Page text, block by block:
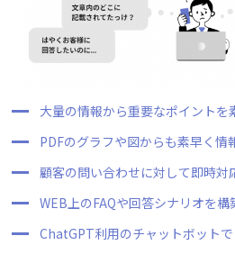
大量の情報から重要なポイントを
PDFのグラフや図からも素早く情
顧客の問い合わせに対して即時対
WEB上のFAQや回答シナリオを
ChatGPT利用のチャットボット